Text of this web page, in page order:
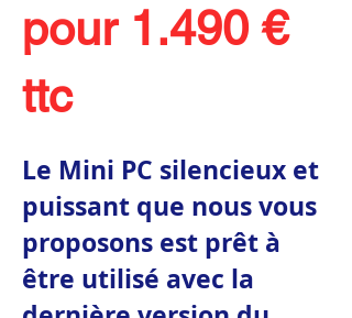
pour 1.490 €
ttc
Le Mini PC silencieux et
puissant que nous vous
proposons est prêt à
être utilisé avec la